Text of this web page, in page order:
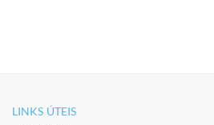
LINKS ÚTEIS​